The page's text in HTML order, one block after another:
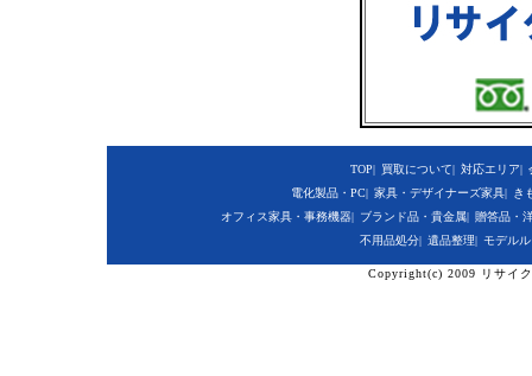
TOP| 買取について| 対応エリア|
電化製品・PC| 家具・デザイナーズ家具|
き
オフィス家具・事務機器| ブランド品・貴金属| 贈答品・
不用品処分| 遺品整理| モデル
Copyright(c) 2009 リサイ